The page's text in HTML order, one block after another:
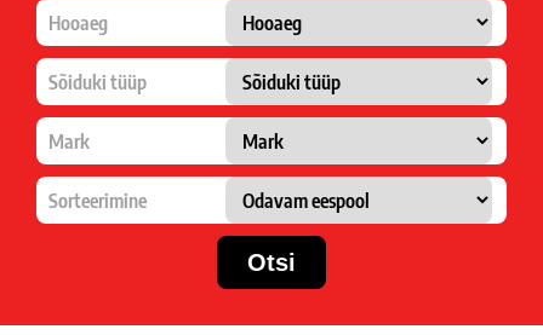
Hooaeg
Sõiduki tüüp
Mark
Sorteerimine